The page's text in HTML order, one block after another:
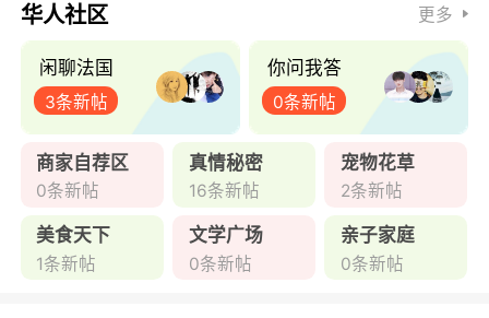
华人社区 更多
闲聊法国
3条新帖
你问我答
0条新帖
商家自荐区
0条新帖
真情秘密
16条新帖
宠物花草
2条新帖
美食天下
1条新帖
文学广场
0条新帖
亲子家庭
0条新帖